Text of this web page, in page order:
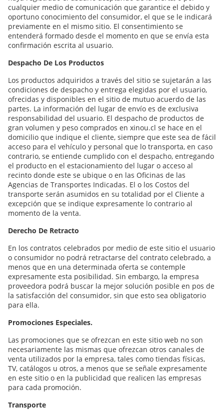
cualquier medio de comunicación que garantice el debido y
oportuno conocimiento del consumidor, el que se le indicará
previamente en el mismo sitio. El consentimiento se
entenderá formado desde el momento en que se envía esta
confirmación escrita al usuario.
Despacho De Los Productos
Los productos adquiridos a través del sitio se sujetarán a las
condiciones de despacho y entrega elegidas por el usuario,
ofrecidas y disponibles en el sitio de mutuo acuerdo de las
partes. La información del lugar de envío es de exclusiva
responsabilidad del usuario. El despacho de productos de
gran volumen y peso comprados en xinou.cl se hace en el
domicilio que indique el cliente, siempre que este sea de fácil
acceso para el vehículo y personal que lo transporta, en caso
contrario, se entiende cumplido con el despacho, entregando
el producto en el estacionamiento del lugar o acceso al
recinto donde este se ubique o en las Oficinas de las
Agencias de Transportes Indicadas. El o los Costos del
transporte serán asumidos en su totalidad por el Cliente a
excepción que se indique expresamente lo contrario al
momento de la venta.
Derecho De Retracto
En los contratos celebrados por medio de este sitio el usuario
o consumidor no podrá retractarse del contrato celebrado, a
menos que en una determinada oferta se contemple
expresamente esta posibilidad. Sin embargo, la empresa
proveedora podrá buscar la mejor solución posible en pos de
la satisfacción del consumidor, sin que esto sea obligatorio
para ella.
Promociones Especiales.
Las promociones que se ofrezcan en este sitio web no son
necesariamente las mismas que ofrezcan otros canales de
venta utilizados por la empresa, tales como tiendas físicas,
TV, catálogos u otros, a menos que se señale expresamente
en este sitio o en la publicidad que realicen las empresas
para cada promoción.
Transporte